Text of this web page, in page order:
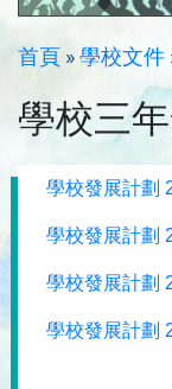
首頁 »學校文件
學校三
學校發展計劃
學校發展計劃
學校發展計劃
學校發展計劃